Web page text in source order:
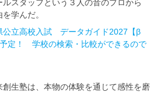
スタッフという３人の音のプロから
学んだ。
公立高校入試 データガイド2027【β
定！ 学校の検索・比較ができるので
生塾は、本物の体験を通じて感性を磨